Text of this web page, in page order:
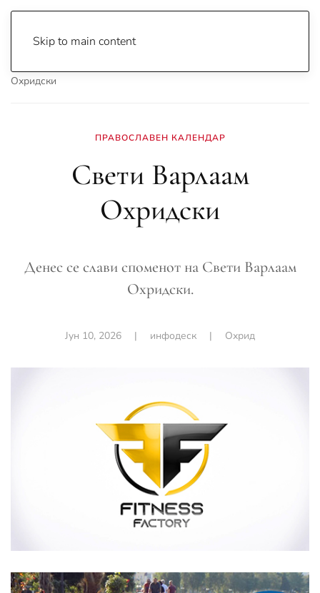
Skip to main content
Охридски
ПРАВОСЛАВЕН КАЛЕНДАР
Свети Варлаам
Охридски
Денес се слави споменот на Свети Варлаам
Охридски.
Јун 10, 2026 | инфодеск | Охрид